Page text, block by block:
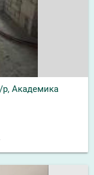
р, Академика